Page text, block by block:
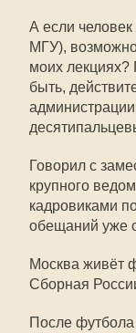
А если человек
МГУ),
моих лекциях?
быть,
Говорил с
крупного
кадровиками
обещаний уже
Москва живёт
Сборная
После